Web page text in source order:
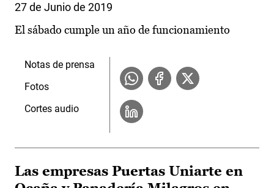
27 de Junio de 2019
El sábado cumple un año de funcionamiento
Notas de prensa
Fotos
Cortes audio
Las empresas Puertas Uniarte en